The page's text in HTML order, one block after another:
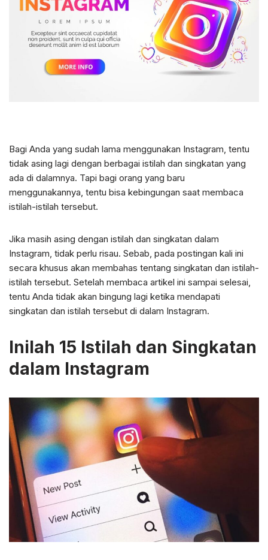
Bagi Anda yang sudah lama menggunakan Instagram, tentu
tidak asing lagi dengan berbagai istilah dan singkatan yang
ada di dalamnya. Tapi bagi orang yang baru
menggunakannya, tentu bisa kebingungan saat membaca
istilah-istilah tersebut.
Jika masih asing dengan istilah dan singkatan dalam
Instagram, tidak perlu risau. Sebab, pada postingan kali ini
secara khusus akan membahas tentang singkatan dan istilah-
istilah tersebut. Setelah membaca artikel ini sampai selesai,
tentu Anda tidak akan bingung lagi ketika mendapati
singkatan dan istilah tersebut di dalam Instagram.
Inilah 15 Istilah dan Singkatan
dalam Instagram